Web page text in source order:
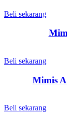
Beli sekarang
Beli sekarang
Mimis
Beli sekarang